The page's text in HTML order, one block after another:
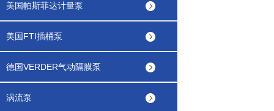
美国帕斯菲达计量泵
美国FTI插桶泵
德国VERDER气动隔膜泵
涡流泵